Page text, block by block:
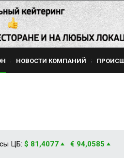
НОВОСТИ КОМПАНИЙ
ЦБ: $ 81,4077 € 94,0585